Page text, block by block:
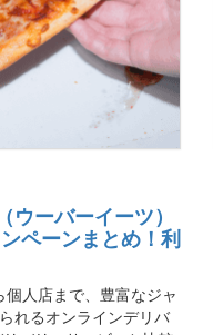
ウーバーイーツ）
ペーンまとめ！利
個人店まで、豊富なジャ
れるオンラインデリバ